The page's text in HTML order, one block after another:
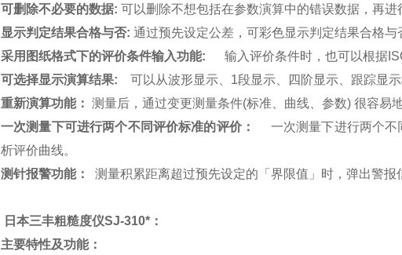
可删除不必要的数据: 可以删除不想包括在参数演算中的错误数据，再进
显示判定结果合格与否: 通过预先设定公差，可彩色显示判定结果合格与
采用图纸格式下的评价条件输入功能: 输入评价条件时，也可以根据
可选择显示演算结果:
可以从波形显示、1段显示、四阶显示、跟踪显
重新演算功能： 测量后，通过变更测量条件(标准、曲线、参数) 很容易
一次测量下可进行两个不同评价标准的评价：
一次测量下进行两个
析评价曲线。
测针报警功能：
测量积累距离超过预先设定的「界限值」时，弹出警
日本三丰粗糙度仪SJ-310* ：
主要特性及功能：